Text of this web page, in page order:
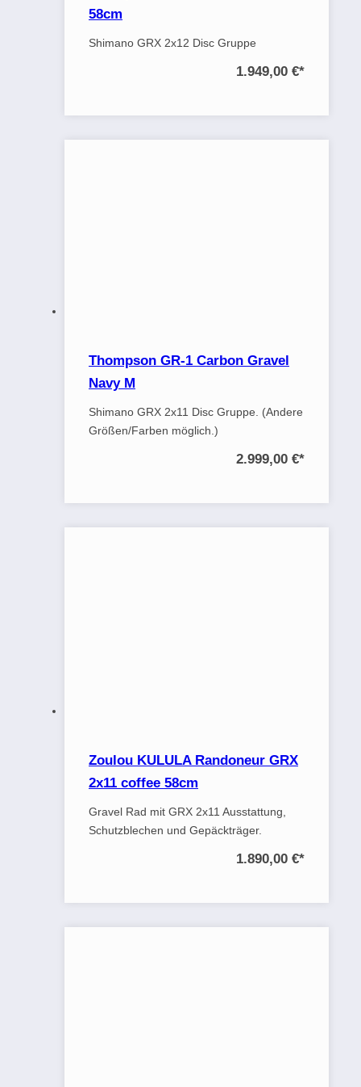
58cm
Shimano GRX 2x12 Disc Gruppe
1.949,00 €*
Thompson GR-1 Carbon Gravel
Navy M
Shimano GRX 2x11 Disc Gruppe. (Andere
Größen/Farben möglich.)
2.999,00 €*
Zoulou KULULA Randoneur GRX
2x11 coffee 58cm
Gravel Rad mit GRX 2x11 Ausstattung,
Schutzblechen und Gepäckträger.
1.890,00 €*